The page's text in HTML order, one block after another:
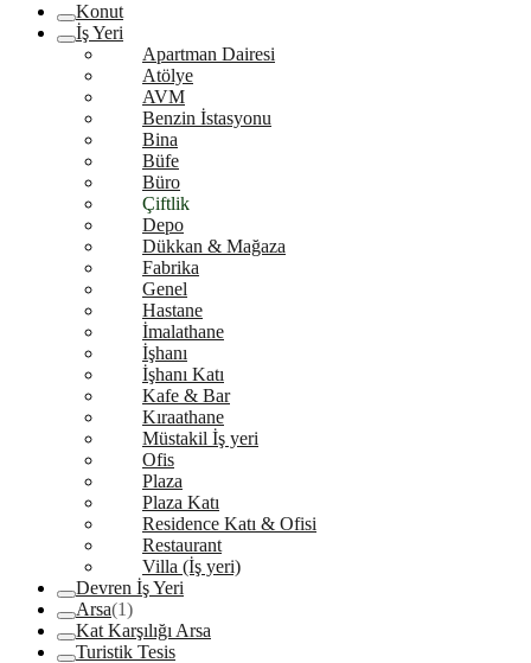
Konut
İş Yeri
Apartman Dairesi
Atölye
AVM
Benzin İstasyonu
Bina
Büfe
Büro
Çiftlik
Depo
Dükkan & Mağaza
Fabrika
Genel
Hastane
İmalathane
İşhanı
İşhanı Katı
Kafe & Bar
Kıraathane
Müstakil İş yeri
Ofis
Plaza
Plaza Katı
Residence Katı & Ofisi
Restaurant
Villa (İş yeri)
Devren İş Yeri
Arsa(1)
Kat Karşılığı Arsa
Turistik Tesis